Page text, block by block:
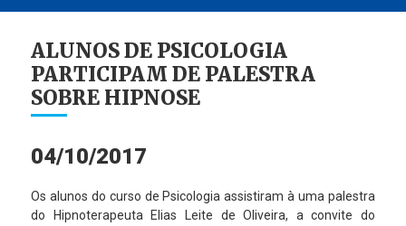
ALUNOS DE PSICOLOGIA
PARTICIPAM DE PALESTRA
SOBRE HIPNOSE
04/10/2017
Os alunos do curso de Psicologia assistiram à uma palestra
do Hipnoterapeuta Elias Leite de Oliveira, a convite do